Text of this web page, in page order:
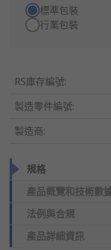
標準包裝
行業包裝
RS庫存編號:
製造零件編號:
製造商:
規格
產品概覽和技術數
法例與合規
產品詳細資訊